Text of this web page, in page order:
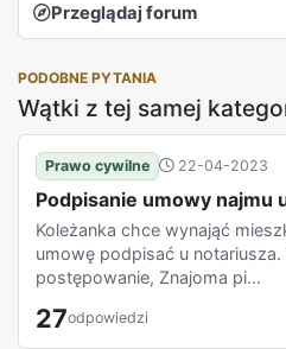
Przeglądaj forum
PODOBNE PYTANIA
Wątki z tej samej
Prawo cywilne 22-04-2023
Podpisanie umowy najmu
Koleżanka chce wynająć
umowę podpisać u
postępowanie, Znajoma pi...
27odpowiedzi